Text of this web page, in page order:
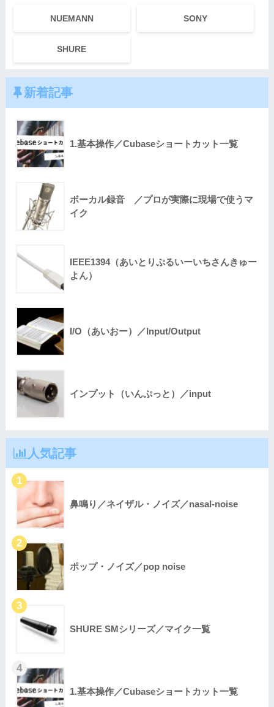
NUEMANN SONY
SHURE
新着記事
1.基本操作／Cubaseショートカット一覧
ボーカル録音 ／プロが実際に現場で使うマ
イク
IEEE1394（あいとりぷるいーいちさんきゅー
よん）
I/O（あいおー）／Input/Output
インプット（いんぷっと）／input
人気記事
鼻鳴り／ネイザル・ノイズ／nasal-noise
ポップ・ノイズ／pop noise
SHURE SMシリーズ／マイク一覧
1.基本操作／Cubaseショートカット一覧